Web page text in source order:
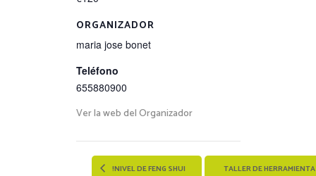
ORGANIZADOR
maria jose bonet
Teléfono
655880900
Ver la web del Organizador
!NIVEL DE FENG SHUI TALLER DE